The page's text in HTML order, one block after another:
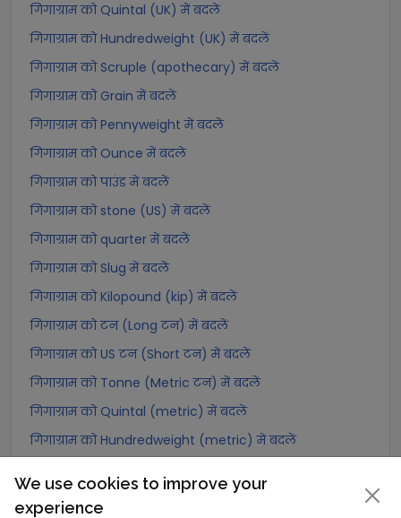
गिगाग्राम को Quintal (UK) में बदलें
गिगाग्राम को Hundredweight (UK) में बदलें
गिगाग्राम को Scruple (apothecary) में बदलें
गिगाग्राम को Grain में बदलें
गिगाग्राम को Pennyweight में बदलें
गिगाग्राम को Ounce में बदलें
गिगाग्राम को पाउंड में बदलें
गिगाग्राम को stone (US) में बदलें
गिगाग्राम को quarter में बदलें
गिगाग्राम को Slug में बदलें
गिगाग्राम को Kilopound (kip) में बदलें
गिगाग्राम को टन (Long टन) में बदलें
गिगाग्राम को US टन (Short टन) में बदलें
गिगाग्राम को Tonne (Metric टन) में बदलें
गिगाग्राम को Quintal (metric) में बदलें
गिगाग्राम को Hundredweight (metric) में बदलें
गिगाग्राम को Carat में बदलें
We use cookies to improve your
experience